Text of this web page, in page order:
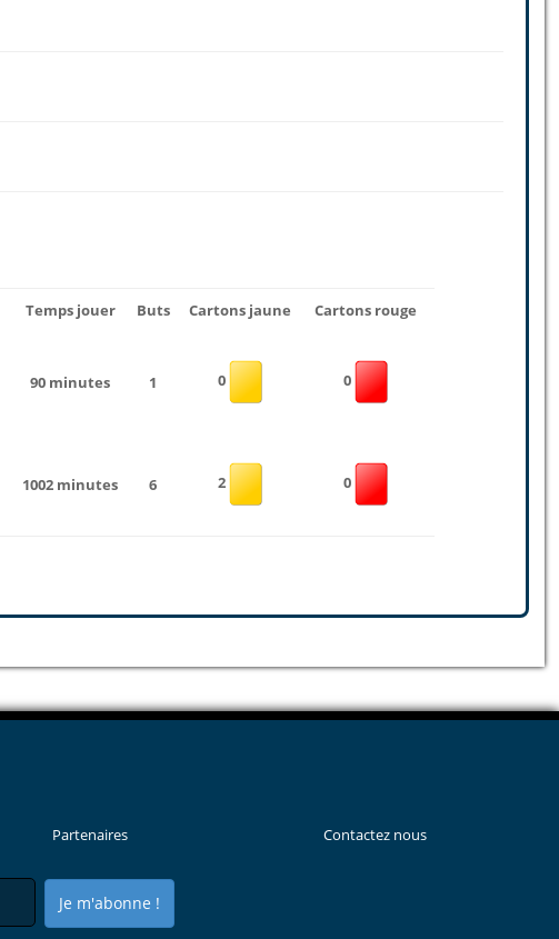
Temps jouer Buts Cartons jaune Cartons rouge
90 minutes 1 0 0
1002 minutes 6 2 0
Partenaires Contactez nous
Je m'abonne !